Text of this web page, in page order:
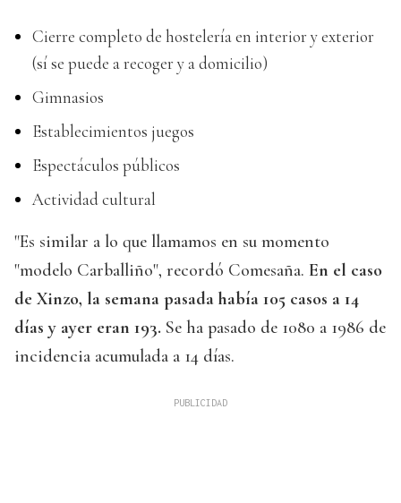
Cierre completo de hostelería en interior y exterior
(sí se puede a recoger y a domicilio)
Gimnasios
Establecimientos juegos
Espectáculos públicos
Actividad cultural
"Es similar a lo que llamamos en su momento
"modelo Carballiño", recordó Comesaña. En el caso
de Xinzo, la semana pasada había 105 casos a 14
días y ayer eran 193. Se ha pasado de 1080 a 1986 de
incidencia acumulada a 14 días.